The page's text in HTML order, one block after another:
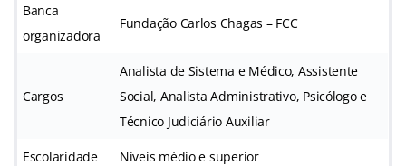
Banca
organizadora
Fundação Carlos Chagas – FCC
Cargos
Analista de Sistema e Médico, Assistente
Social, Analista Administrativo, Psicólogo e
Técnico Judiciário Auxiliar
Escolaridade Níveis médio e superior